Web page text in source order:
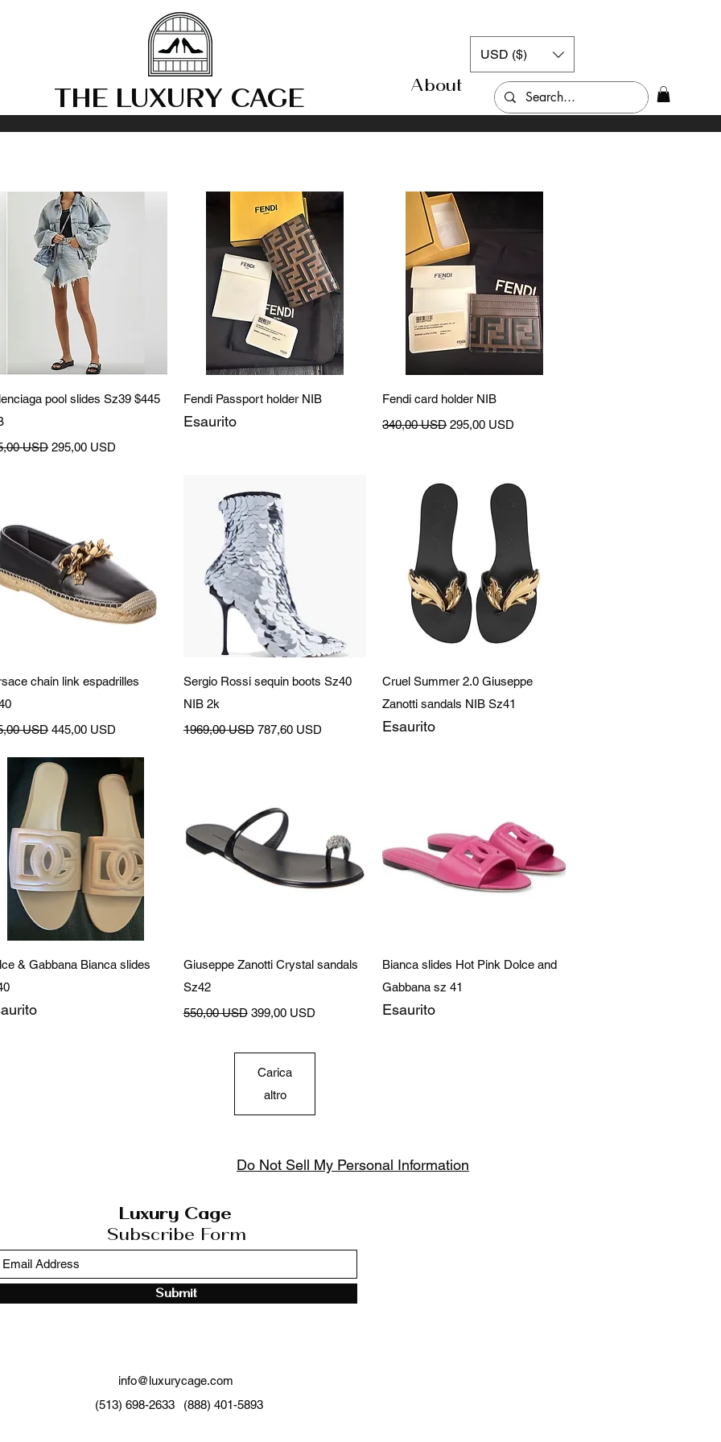
THE LUXURY CAGE About
USD ($)
Vista rapida
pool slides Sz39 $445
regolare
USD Prezzo scontato
295,00 USD
Vista rapida
Fendi Passport holder NIB
Esaurito
Vista rapida
Fendi card holder NIB
Prezzo regolare
340,00 USD Prezzo scontato
295,00 USD
Vista rapida
chain link espadrilles
regolare
USD Prezzo scontato
445,00 USD
Vista rapida
Sergio Rossi sequin boots Sz40
NIB 2k
Prezzo regolare
1969,00 USD Prezzo scontato
787,60 USD
Vista rapida
Cruel Summer 2.0 Giuseppe
Zanotti sandals NIB Sz41
Esaurito
Vista rapida
& Gabbana Bianca slides
Vista rapida
Giuseppe Zanotti Crystal sandals
Sz42
Prezzo regolare
550,00 USD Prezzo scontato
399,00 USD
Vista rapida
Bianca slides Hot Pink Dolce and
Gabbana sz 41
Esaurito
Carica
altro
Do Not Sell My Personal Information
Luxury Cage
Subscribe Form
Submit
info@luxurycage.com
(513) 698-2633
(888) 401-5893